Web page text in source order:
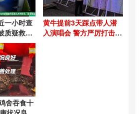
一小时查
质疑救援
当事人没
黄牛提前3天踩点带人潜
入演唱会 警方严厉打击违
舍吞食十